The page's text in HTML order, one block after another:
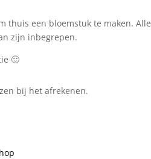
thuis een bloemstuk te maken. Alle
zijn inbegrepen.
🙂
bij het afrekenen.